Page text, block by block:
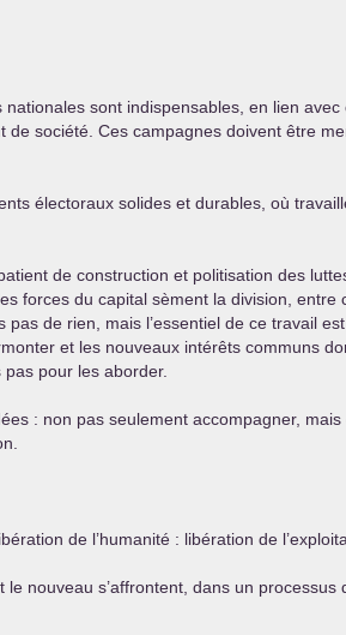
sont indispensables, en lien
société. Ces campagnes doivent être
électoraux solides et durables, où
de construction et politisation des
forces du capital sèment la division,
de rien, mais l’essentiel de ce travail
et les nouveaux intérêts communs
pour les aborder.
: non pas seulement accompagner,
de l’humanité : libération de
nouveau s’affrontent, dans un